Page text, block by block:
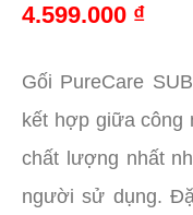
4.599.000 ₫
Gối PureCare
kết hợp giữa công
chất lượng nhất
người sử dụng.